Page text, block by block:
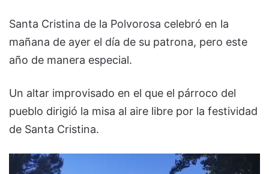
Santa Cristina de la Polvorosa celebró en la
mañana de ayer el día de su patrona, pero este
año de manera especial.
Un altar improvisado en el que el párroco del
pueblo dirigió la misa al aire libre por la festividad
de Santa Cristina.